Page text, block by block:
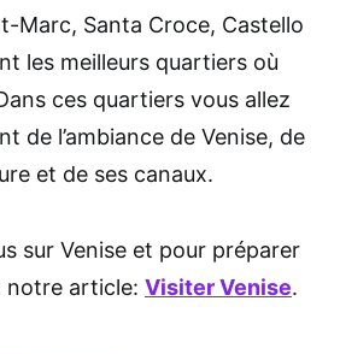
Marc, Santa Croce, Castello
les meilleurs quartiers où
ces quartiers vous allez
de l’ambiance de Venise, de
et de ses canaux.
sur Venise et pour préparer
notre article: Visiter Venise.